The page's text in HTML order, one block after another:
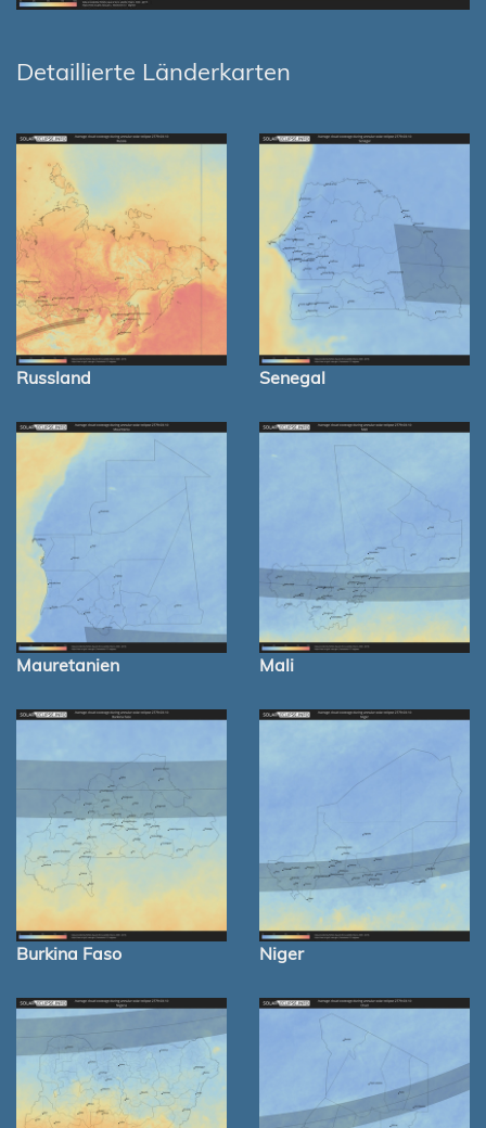
Detaillierte Länderkarten
Russland Senegal
Mauretanien Mali
Burkina Faso Niger